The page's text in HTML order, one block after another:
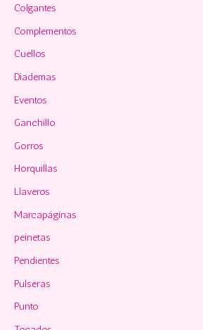
Colgantes
Complementos
Cuellos
Diademas
Eventos
Ganchillo
Gorros
Horquillas
Llaveros
Marcapáginas
peinetas
Pendientes
Pulseras
Punto